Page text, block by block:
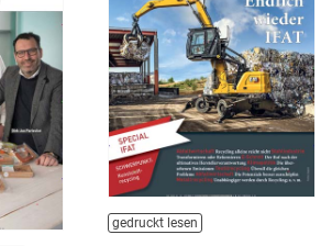
gedruckt lesen